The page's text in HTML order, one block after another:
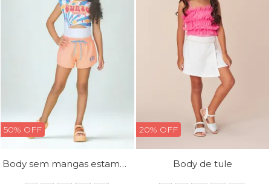
50% OFF
Body sem mangas estampado com strass
20% OFF
Body de tule